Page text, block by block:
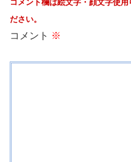
コメント欄は絵文字・顔文字使
ださい。
コメント ※